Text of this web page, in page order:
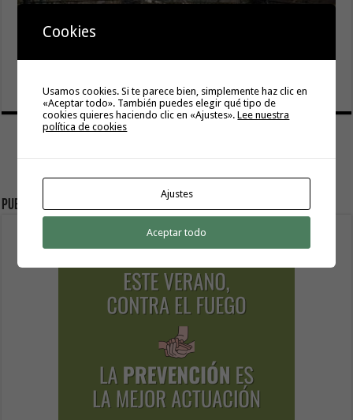
farolas fotovoltaicas en la subida a Las Cabezadas
Publicidad
Cookies
Usamos cookies. Si te parece bien, simplemente haz clic en
«Aceptar todo». También puedes elegir qué tipo de
cookies quieres haciendo clic en «Ajustes».Lee nuestra
política de cookies
Ajustes
Aceptar todo